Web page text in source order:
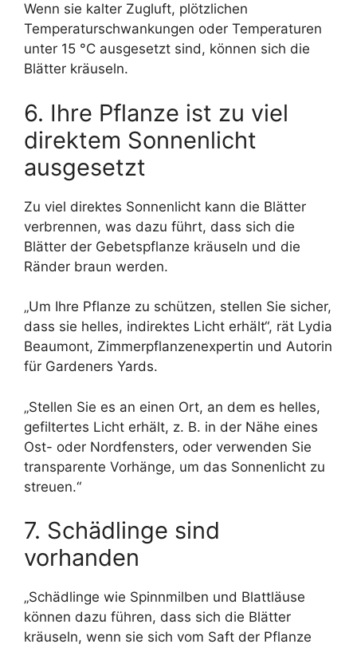
Wenn sie kalter Zugluft, plötzlichen
Temperaturschwankungen oder Temperaturen
unter 15 °C ausgesetzt sind, können sich die
Blätter kräuseln.
6. Ihre Pflanze ist zu viel
direktem Sonnenlicht
ausgesetzt
Zu viel direktes Sonnenlicht kann die Blätter
verbrennen, was dazu führt, dass sich die
Blätter der Gebetspflanze kräuseln und die
Ränder braun werden.
„Um Ihre Pflanze zu schützen, stellen Sie sicher,
dass sie helles, indirektes Licht erhält“, rät Lydia
Beaumont, Zimmerpflanzenexpertin und Autorin
für Gardeners Yards.
„Stellen Sie es an einen Ort, an dem es helles,
gefiltertes Licht erhält, z. B. in der Nähe eines
Ost- oder Nordfensters, oder verwenden Sie
transparente Vorhänge, um das Sonnenlicht zu
streuen.“
7. Schädlinge sind
vorhanden
„Schädlinge wie Spinnmilben und Blattläuse
können dazu führen, dass sich die Blätter
kräuseln, wenn sie sich vom Saft der Pflanze